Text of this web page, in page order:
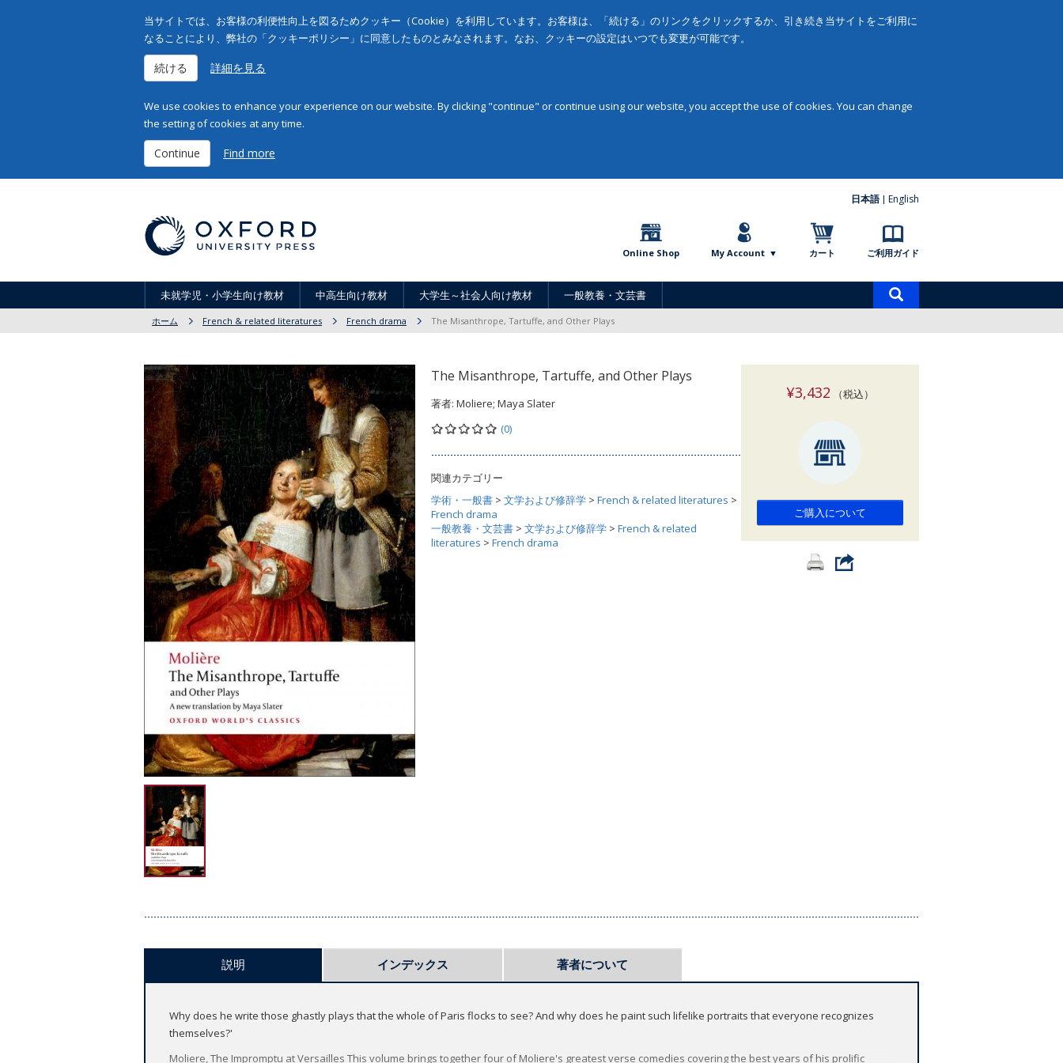
当サイトでは、お客様の利便性向上を図るためクッキー（Cookie）を利用しています。お客様は、「続ける」のリンクをクリックするか、引き続き当サイトをご利用に
なることにより、弊社の「クッキーポリシー」に同意したものとみなされます。なお、クッキーの設定はいつでも変更が可能です。
続ける 詳細を見る
We use cookies to enhance your experience on our website. By clicking "continue" or continue using our website, you accept the use of cookies. You can change
the setting of cookies at any time.
Continue Find more
日本語 English
Online Shop My Account カート ご利用ガイド
未就学児・小学生向け教材 中高生向け教材 大学生～社会人向け教材 一般教養・文芸書
索
ホーム French & related literatures French drama The Misanthrope, Tartuffe, and Other Plays
The Misanthrope, Tartuffe, and Other Plays
著者: Moliere; Maya Slater
(0)
関連カテゴリー
学術・一般書 > 文学および修辞学 > French & related literatures >
French drama
一般教養・文芸書 > 文学および修辞学 > French & related
literatures > French drama
¥3,432 （税込）
ご購入について
説明 インデックス 著者について
Why does he write those ghastly plays that the whole of Paris flocks to see? And why does he paint such lifelike portraits that everyone recognizes
themselves?'
Moliere, The Impromptu at Versailles This volume brings together four of Moliere's greatest verse comedies covering the best years of his prolific